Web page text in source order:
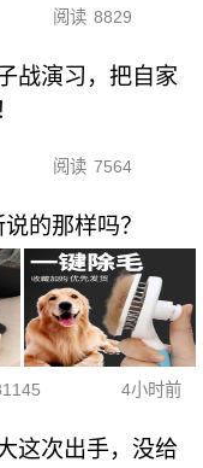
阅读 8829
战演习，把自家
阅读 7564
的那样吗？
4小时前
这次出手，没给